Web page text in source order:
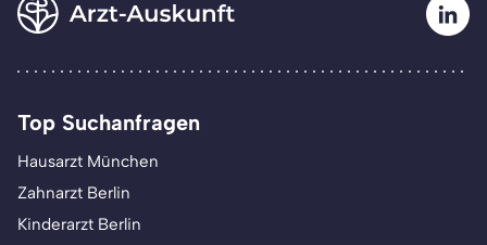
Top Suchanfragen
Hausarzt München
Zahnarzt Berlin
Kinderarzt Berlin